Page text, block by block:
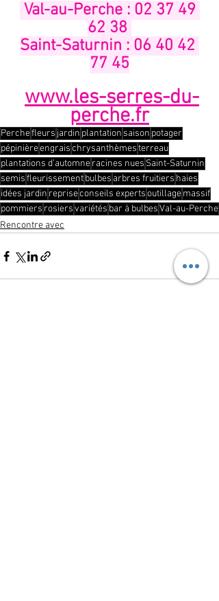
Val-au-Perche : 02 37 49
62 38
Saint-Saturnin : 06 40 42
77 45
www.les-serres-du-
perche.fr
Perchefleurs jardin plantation saison potager
pépinièreengraischrysanthèmesterreau
plantations d’automneracines nues Saint-Saturnin
semisfleurissementbulbes arbres fruitiers haies
idées jardin repriseconseils expertsoutillagemassif
pommiers rosiersvariétés bar à bulbesVal-au-Perche
Rencontre avec